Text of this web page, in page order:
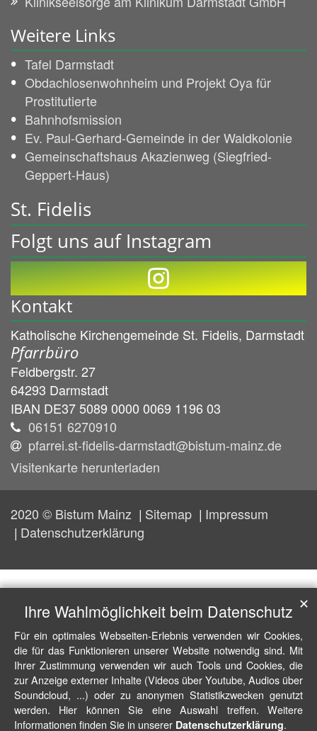
Weitere Links
Tafel Darmstadt
Obdachlosenwohnheim und Projekt Oya für
Prostitutierte
Bahnhofsmission
Ev. Paul-Gerhard-Gemeinde in der Waldkolonie
Gemeinschaftshaus Akazienweg (Siegfried-
Geppert-Haus)
St. Fidelis
Folgt uns auf Instagram
Kontakt
Katholische Kirchengemeinde St. Fidelis, Darmstadt
Pfarrbüro
Feldbergstr. 27
64293 Darmstadt
IBAN DE37 5089 0000 0069 1196 03
06151 6270910
pfarrei.st-fidelis-darmstadt@bistum-mainz.de
Visitenkarte herunterladen
2020 © Bistum Mainz Sitemap
Impressum
Datenschutzerklärung
Ihre Wahlmöglichkeit beim Datenschutz
Für ein optimales Webseiten-Erlebnis verwenden wir Cookies,
die für das Funktionieren unserer Website notwendig sind. Mit
Ihrer Zustimmung verwenden wir auch Tools und Cookies, die
zur Anzeige externer Inhalte (Videos über Youtube, Audios über
Soundcloud, ...) oder zu anonymen Statistikzwecken genutzt
werden. Hier können Sie eine Auswahl treffen. Weitere
Informationen finden Sie in unserer Datenschutzerklärung.
✕